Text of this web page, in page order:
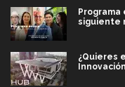
siguiente
¿Quieres